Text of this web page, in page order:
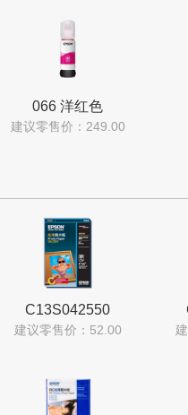
066 洋红色
建议零售价：249.00
C13S042550
建议零售价：52.00